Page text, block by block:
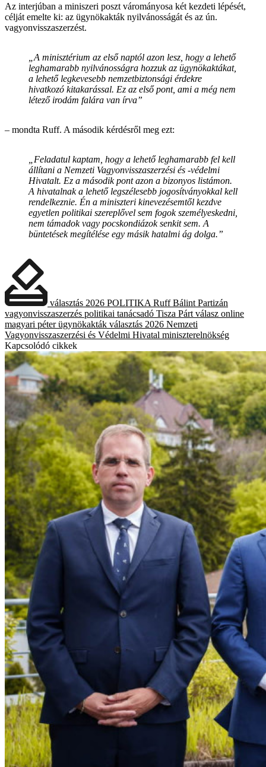
Az interjúban a miniszeri poszt várományosa két kezdeti lépését,
célját emelte ki: az ügynökakták nyilvánosságát és az ún.
vagyonvisszaszerzést.
„A minisztérium az első naptól azon lesz, hogy a lehető
leghamarabb nyilvánosságra hozzuk az ügynökaktákat,
a lehető legkevesebb nemzetbiztonsági érdekre
hivatkozó kitakarással. Ez az első pont, ami a még nem
létező irodám falára van írva”
– mondta Ruff. A második kérdésről meg ezt:
„Feladatul kaptam, hogy a lehető leghamarabb fel kell
állítani a Nemzeti Vagyonvisszaszerzési és -védelmi
Hivatalt. Ez a második pont azon a bizonyos listámon.
A hivatalnak a lehető legszélesebb jogosítványokkal kell
rendelkeznie. Én a miniszteri kinevezésemtől kezdve
egyetlen politikai szereplővel sem fogok személyeskedni,
nem támadok vagy pocskondiázok senkit sem. A
büntetések megítélése egy másik hatalmi ág dolga.”
választás 2026 POLITIKA Ruff Bálint Partizán
vagyonvisszaszerzés politikai tanácsadó Tisza Párt válasz online
magyari péter ügynökakták választás 2026 Nemzeti
Vagyonvisszaszerzési és Védelmi Hivatal miniszterelnökség
Kapcsolódó cikkek